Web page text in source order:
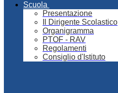
Scuola
Presentazione
Il Dirigente Scolastico
Organigramma
PTOF - RAV
Regolamenti
Consiglio d'Istituto